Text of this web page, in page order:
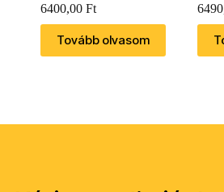
6400,00 Ft
Tovább olvasom